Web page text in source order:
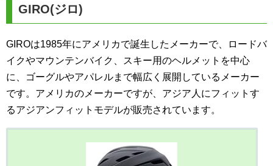
GIRO(ジロ)
GIROは1985年にアメリカで誕生したメーカーで、ロードバ
イクやマウンテンバイク、スキー用のヘルメットを中心
に、ゴーグルやアパレルまで幅広く展開しているメーカー
です。アメリカのメーカーですが、アジア人にフィットす
るアジアンフィットモデルが販売されています。